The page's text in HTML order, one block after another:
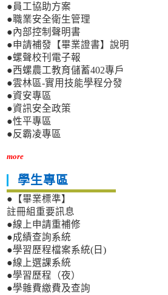
●員工協助方案
●職業安全衛生管理
●內部控制聲明書
●申請補發【畢業證書】說明
●螺聲校刊電子報
●西螺農工教育儲蓄402專戶
●雲林區-實用技能學程分發
●資安專區
●資訊安全政策
●性平專區
●反霸凌專區
more
學生專區
●【畢業標準】
註冊組重要訊息
●線上申請重補修
●成績查詢系統
●學習歷程檔案系統(日)
●線上選課系統
●學習歷程（夜）
●學雜費繳費及查詢